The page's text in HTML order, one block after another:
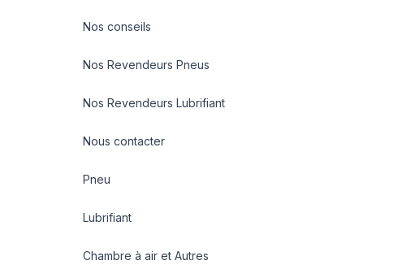
Nos conseils
Nos Revendeurs Pneus
Nos Revendeurs Lubrifiant
Nous contacter
Pneu
Lubrifiant
Chambre à air et Autres